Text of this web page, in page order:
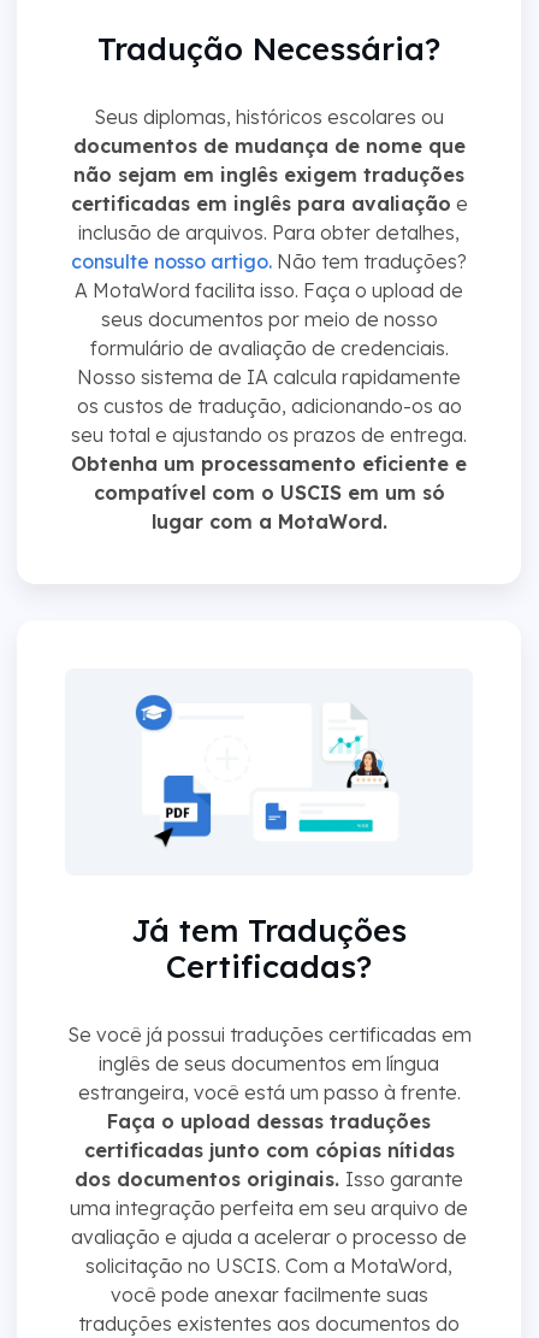
Tradução Necessária?
Seus diplomas, históricos escolares ou
documentos de mudança de nome que
não sejam em inglês exigem traduções
certificadas em inglês para avaliação e
inclusão de arquivos. Para obter detalhes,
consulte nosso artigo. Não tem traduções?
A MotaWord facilita isso. Faça o upload de
seus documentos por meio de nosso
formulário de avaliação de credenciais.
Nosso sistema de IA calcula rapidamente
os custos de tradução, adicionando-os ao
seu total e ajustando os prazos de entrega.
Obtenha um processamento eficiente e
compatível com o USCIS em um só
lugar com a MotaWord.
Já tem Traduções
Certificadas?
Se você já possui traduções certificadas em
inglês de seus documentos em língua
estrangeira, você está um passo à frente.
Faça o upload dessas traduções
certificadas junto com cópias nítidas
dos documentos originais. Isso garante
uma integração perfeita em seu arquivo de
avaliação e ajuda a acelerar o processo de
solicitação no USCIS. Com a MotaWord,
você pode anexar facilmente suas
traduções existentes aos documentos do